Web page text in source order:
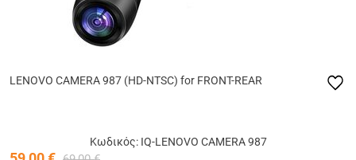
LENOVO CAMERA 987 (HD-NTSC) for FRONT-REAR
Κωδικός: IQ-LENOVO CAMERA 987